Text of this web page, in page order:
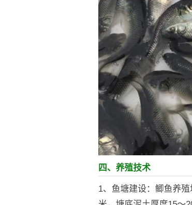
四、养殖技术
1、鱼塘建设：鲫鱼养